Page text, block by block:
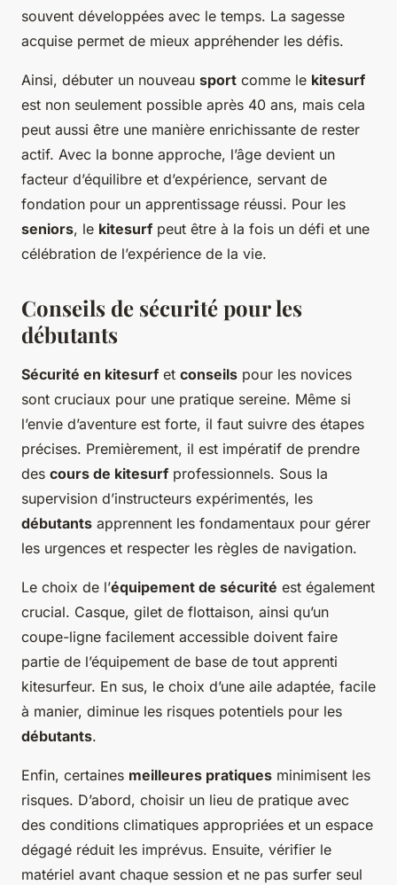
souvent développées avec le temps. La sagesse
acquise permet de mieux appréhender les défis.
Ainsi, débuter un nouveau sport comme le kitesurf
est non seulement possible après 40 ans, mais cela
peut aussi être une manière enrichissante de rester
actif. Avec la bonne approche, l’âge devient un
facteur d’équilibre et d’expérience, servant de
fondation pour un apprentissage réussi. Pour les
seniors, le kitesurf peut être à la fois un défi et une
célébration de l’expérience de la vie.
Conseils de sécurité pour les
débutants
Sécurité en kitesurf et conseils pour les novices
sont cruciaux pour une pratique sereine. Même si
l’envie d’aventure est forte, il faut suivre des étapes
précises. Premièrement, il est impératif de prendre
des cours de kitesurf professionnels. Sous la
supervision d’instructeurs expérimentés, les
débutants apprennent les fondamentaux pour gérer
les urgences et respecter les règles de navigation.
Le choix de l’équipement de sécurité est également
crucial. Casque, gilet de flottaison, ainsi qu’un
coupe-ligne facilement accessible doivent faire
partie de l’équipement de base de tout apprenti
kitesurfeur. En sus, le choix d’une aile adaptée, facile
à manier, diminue les risques potentiels pour les
débutants.
Enfin, certaines meilleures pratiques minimisent les
risques. D’abord, choisir un lieu de pratique avec
des conditions climatiques appropriées et un espace
dégagé réduit les imprévus. Ensuite, vérifier le
matériel avant chaque session et ne pas surfer seul